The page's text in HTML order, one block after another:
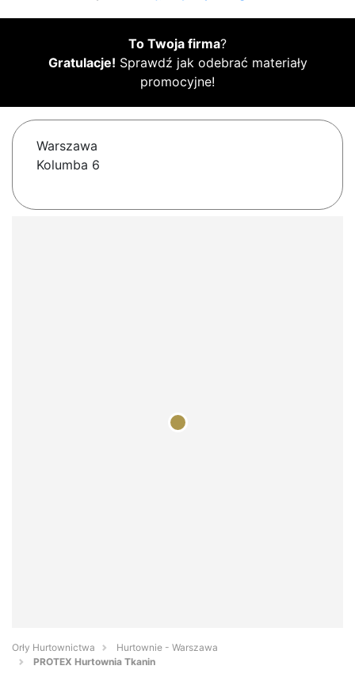
To Twoja firma?
Gratulacje! Sprawdź jak odebrać materiały
promocyjne!
Warszawa
Kolumba 6
Orły Hurtownictwa
Hurtownie - Warszawa
PROTEX Hurtownia Tkanin